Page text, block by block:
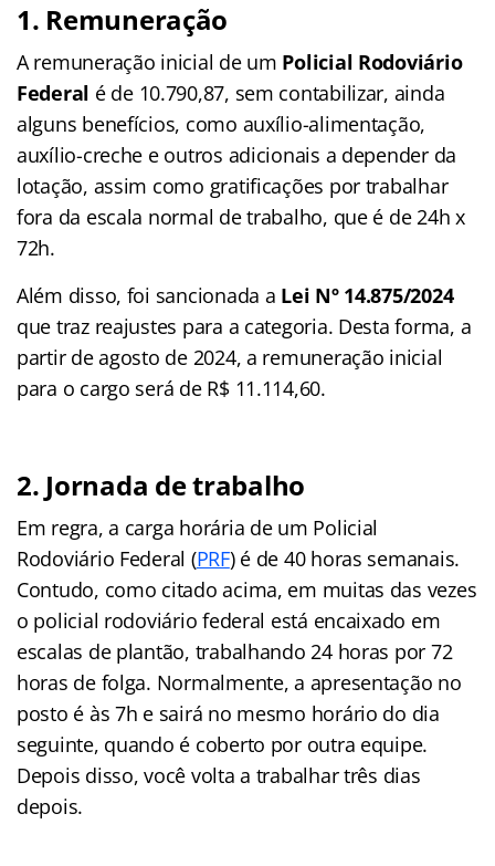
1. Remuneração
A remuneração inicial de um Policial Rodoviário
Federal é de 10.790,87, sem contabilizar, ainda
alguns benefícios, como auxílio-alimentação,
auxílio-creche e outros adicionais a depender da
lotação, assim como gratificações por trabalhar
fora da escala normal de trabalho, que é de 24h x
72h.
Além disso, foi sancionada a Lei Nº 14.875/2024
que traz reajustes para a categoria. Desta forma, a
partir de agosto de 2024, a remuneração inicial
para o cargo será de R$ 11.114,60.
2. Jornada de trabalho
Em regra, a carga horária de um Policial
Rodoviário Federal (PRF) é de 40 horas semanais.
Contudo, como citado acima, em muitas das vezes
o policial rodoviário federal está encaixado em
escalas de plantão, trabalhando 24 horas por 72
horas de folga. Normalmente, a apresentação no
posto é às 7h e sairá no mesmo horário do dia
seguinte, quando é coberto por outra equipe.
Depois disso, você volta a trabalhar três dias
depois.